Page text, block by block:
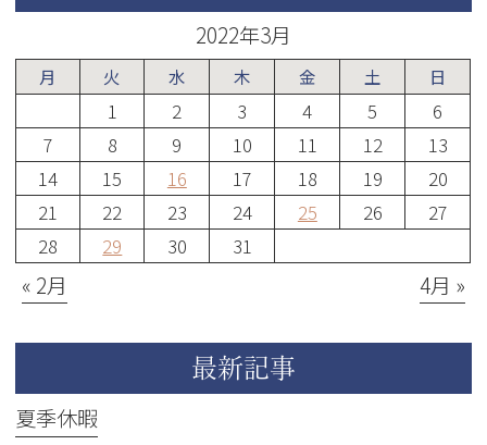
2022年3月
月 火 水 木 金 土 日
1 2 3 4 5
6
7
8 9 10 11 12
13
14
15 16 17 18 19
20
21
22 23 24 25 26
27
28
29 30 31
« 2月 4月 »
最新記事
夏季休暇